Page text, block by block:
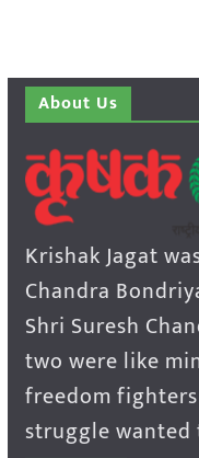
About Us
Krishak Jagat
Chandra
Shri Suresh
two were like
freedom
struggle